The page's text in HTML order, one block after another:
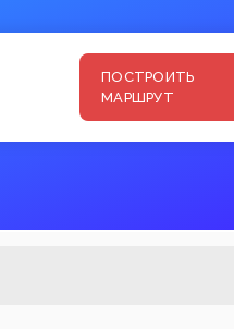
ПОСТРОИТЬ
МАРШРУТ